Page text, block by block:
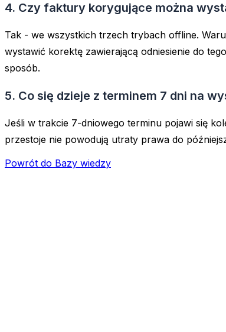
4. Czy faktury korygujące można
Tak - we wszystkich trzech trybach offline.
wystawić korektę zawierającą odniesienie do
sposób.
5. Co się dzieje z terminem 7 dni na
Jeśli w trakcie 7-dniowego terminu pojawi się
przestoje nie powodują utraty prawa do
Powrót do Bazy wiedzy